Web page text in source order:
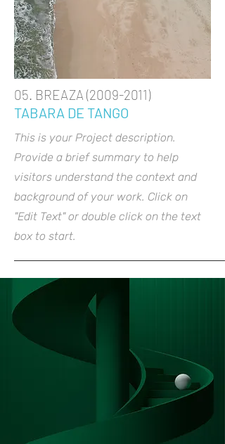
05. BREAZA (2009-2011)
TABARA DE TANGO
This is your Project description.
Provide a brief summary to help
visitors understand the context and
background of your work. Click on
"Edit Text" or double click on the text
box to start.